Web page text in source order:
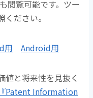
閲覧可能です。ツー
ださい。
用 Android用
と将来性を見抜く
『Patent Information